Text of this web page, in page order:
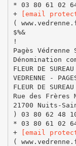
* 03 80 61 02
+
[email
(
$%&
!
Pagès Védrenne
Dénomination
FLEUR DE
VEDRENNE -
FLEUR DE
Rue des Frères
21700 Nuits-
) 03 80 62 48
* 03 80 61 02
+
[email
(